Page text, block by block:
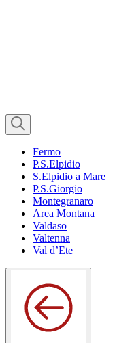
Fermo
P.S.Elpidio
S.Elpidio a Mare
P.S.Giorgio
Montegranaro
Area Montana
Valdaso
Valtenna
Val d’Ete